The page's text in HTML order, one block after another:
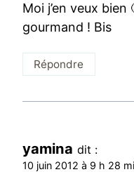
Moi j’en veux
gourmand ! Bis
Répondre
yamina dit :
10 juin 2012 à 9 h 28